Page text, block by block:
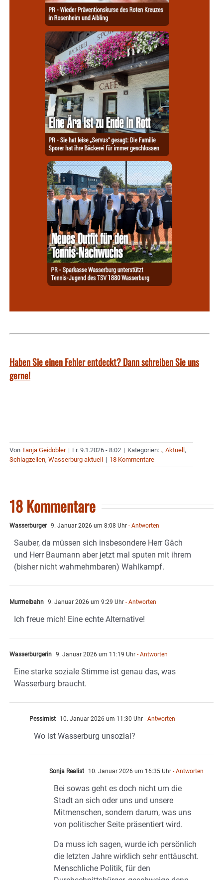
Haben Sie einen Fehler entdeckt? Dann schreiben Sie uns
gerne!
Von Tanja Geidobler | Fr. 9.1.2026 - 8:02 | Kategorien: ., Aktuell ,
Schlagzeilen, Wasserburg aktuell | 18 Kommentare
18 Kommentare
Wasserburger 9. Januar 2026 um 8:08 Uhr - Antworten
Sauber, da müssen sich insbesondere Herr Gäch
und Herr Baumann aber jetzt mal sputen mit ihrem
(bisher nicht wahrnehmbaren) Wahlkampf.
Murmelbahn 9. Januar 2026 um 9:29 Uhr - Antworten
Ich freue mich! Eine echte Alternative!
Wasserburgerin 9. Januar 2026 um 11:19 Uhr - Antworten
Eine starke soziale Stimme ist genau das, was
Wasserburg braucht.
Pessimist 10. Januar 2026 um 11:30 Uhr - Antworten
Wo ist Wasserburg unsozial?
Sonja Realist 10. Januar 2026 um 16:35 Uhr - Antworten
Bei sowas geht es doch nicht um die
Stadt an sich oder uns und unsere
Mitmenschen, sondern darum, was uns
von politischer Seite präsentiert wird.
Da muss ich sagen, wurde ich persönlich
die letzten Jahre wirklich sehr enttäuscht.
Menschliche Politik, für den